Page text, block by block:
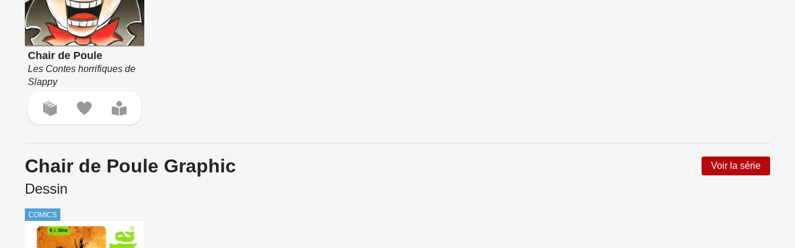
Chair de Poule
Les Contes horrifiques de
Slappy
Chair de Poule Graphic Voir la série
Dessin
COMICS